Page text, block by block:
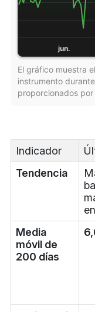
El gráfico muestra
instrumento
proporcionados
Indicador
Tendencia
Media
móvil de
200 días